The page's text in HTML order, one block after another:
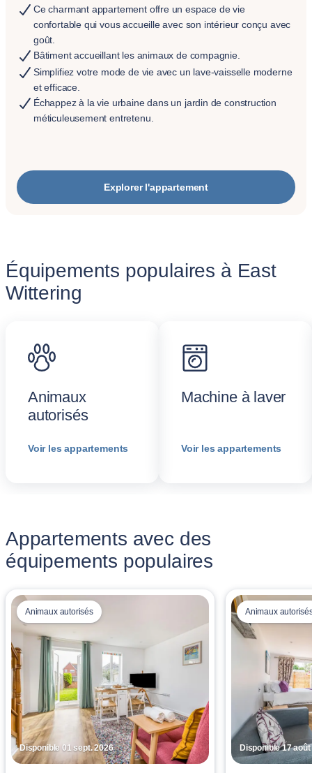
Ce charmant appartement offre un espace de vie
confortable qui vous accueille avec son intérieur conçu avec
goût.
Bâtiment accueillant les animaux de compagnie.
Simplifiez votre mode de vie avec un lave-vaisselle moderne
et efficace.
Échappez à la vie urbaine dans un jardin de construction
méticuleusement entretenu.
Explorer l'appartement
Équipements populaires à East
Wittering
Animaux
autorisés
Voir les appartements
Machine à laver
Voir les appartements
Appartements avec des
équipements populaires
Disponible 01 sept. 2026
Animaux autorisés
Disponible 17
Animaux